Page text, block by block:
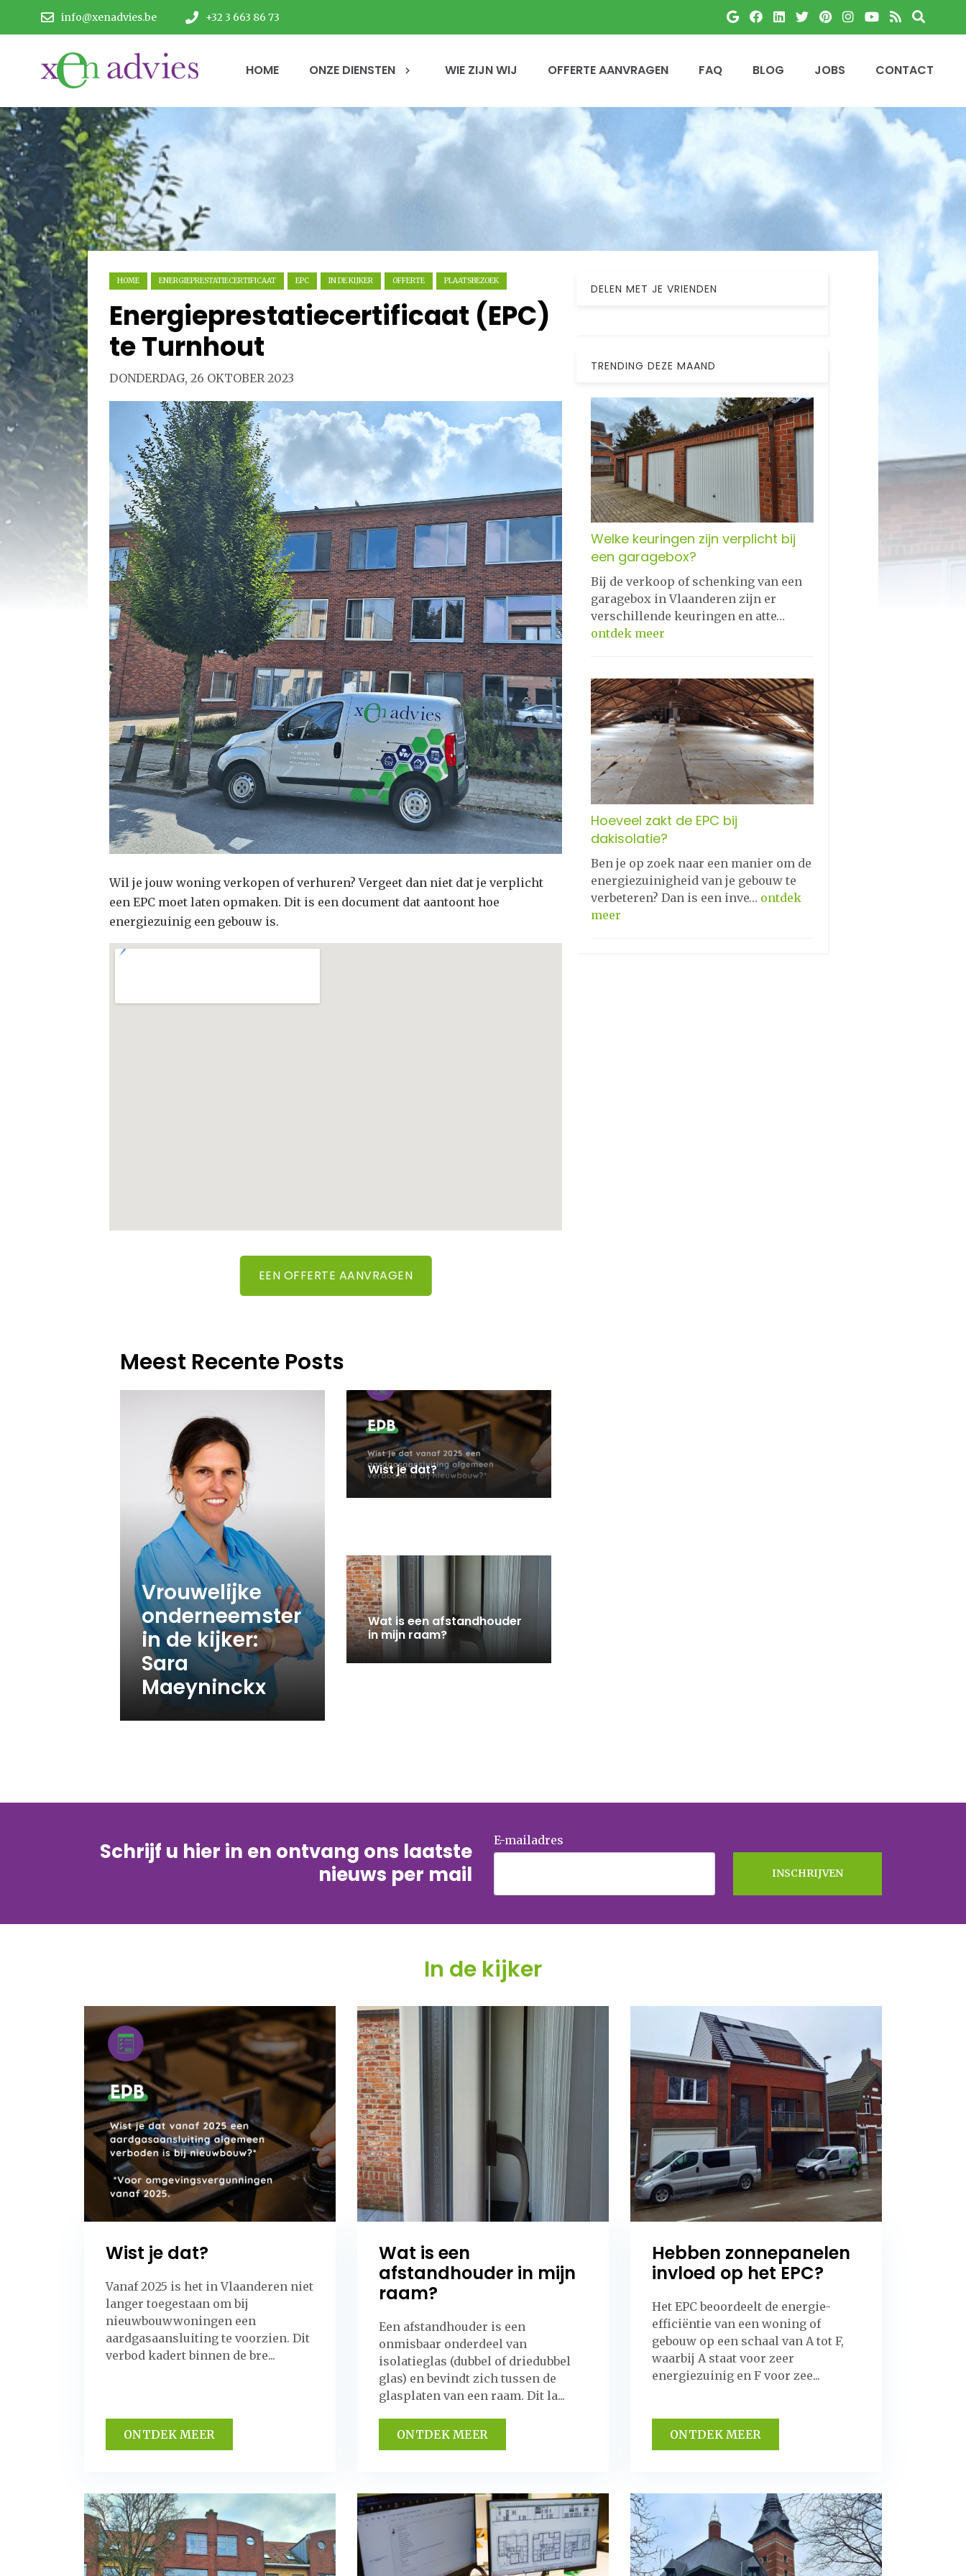
info@xenadvies.be +32 3 663 86 73
HOME ONZE DIENSTEN WIE ZIJN WIJ OFFERTE AANVRAGEN FAQ BLOG JOBS CONTACT
HOME ENERGIEPRESTATIECERTIFICAAT EPC IN DE KIJKER OFFERTE PLAATSBEZOEK
Energieprestatiecertificaat (EPC)
te Turnhout
DONDERDAG, 26 OKTOBER 2023
Wil je jouw woning verkopen of verhuren? Vergeet dan niet dat je verplicht
een EPC moet laten opmaken. Dit is een document dat aantoont hoe
energiezuinig een gebouw is.
EEN OFFERTE AANVRAGEN
Meest Recente Posts
Vrouwelijke
onderneemster
in de kijker:
Sara
Maeyninckx
Wist je dat?
Wat is een afstandhouder
in mijn raam?
DELEN MET JE VRIENDEN
TRENDING DEZE MAAND
Welke keuringen zijn verplicht bij
een garagebox?
Bij de verkoop of schenking van een
garagebox in Vlaanderen zijn er
verschillende keuringen en atte…
ontdek meer
Hoeveel zakt de EPC bij
dakisolatie?
Ben je op zoek naar een manier om de
energiezuinigheid van je gebouw te
verbeteren? Dan is een inve… ontdek
meer
Schrijf u hier in en ontvang ons laatste
nieuws per mail
E-mailadres
In de kijker
Wist je dat?
Vanaf 2025 is het in Vlaanderen niet
langer toegestaan om bij
nieuwbouwwoningen een
aardgasaansluiting te voorzien. Dit
verbod kadert binnen de bre...
ONTDEK MEER
Wat is een
afstandhouder in mijn
raam?
Een afstandhouder is een
onmisbaar onderdeel van
isolatieglas (dubbel of driedubbel
glas) en bevindt zich tussen de
glasplaten van een raam. Dit la...
ONTDEK MEER
Hebben zonnepanelen
invloed op het EPC?
Het EPC beoordeelt de energie-
efficiëntie van een woning of
gebouw op een schaal van A tot F,
waarbij A staat voor zeer
energiezuinig en F voor zee...
ONTDEK MEER